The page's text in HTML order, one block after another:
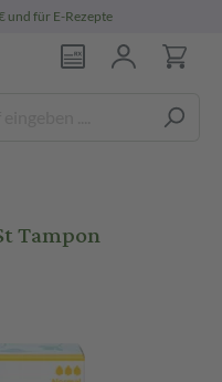
und für E-Rezepte
Tampon